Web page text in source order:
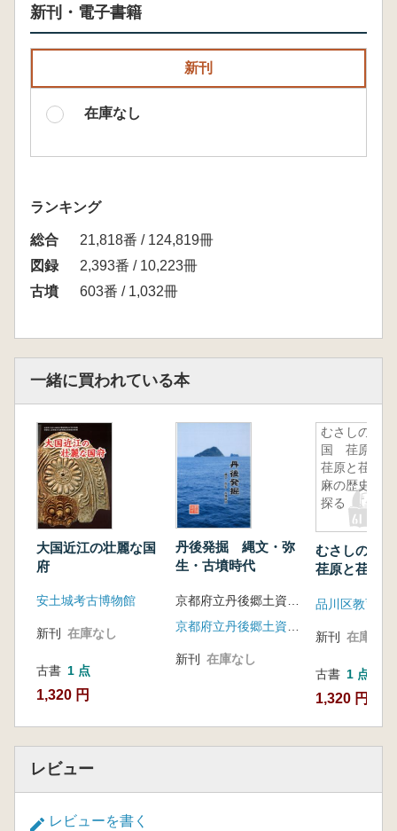
新刊・電子書籍
新刊
在庫なし
ランキング
総合
21,818番 / 124,819冊
図録
2,393番 / 10,223冊
古墳
603番 / 1,032冊
一緒に買われている本
大国近江の壮麗な国
府
安土城考古博物館
新刊 在庫なし
古書 1 点
1,320 円
丹後発掘 縄文・弥
生・古墳時代
京都府立丹後郷土資料館 編
京都府立丹後郷土資料館友の会
新刊 在庫なし
むさしの
国 荏原
荏原と荏胡
麻の歴史を
探る
むさしの
荏原と荏胡
品川区教育委
新刊 在庫なし
古書 1 点
1,320 円
レビュー
レビューを書く